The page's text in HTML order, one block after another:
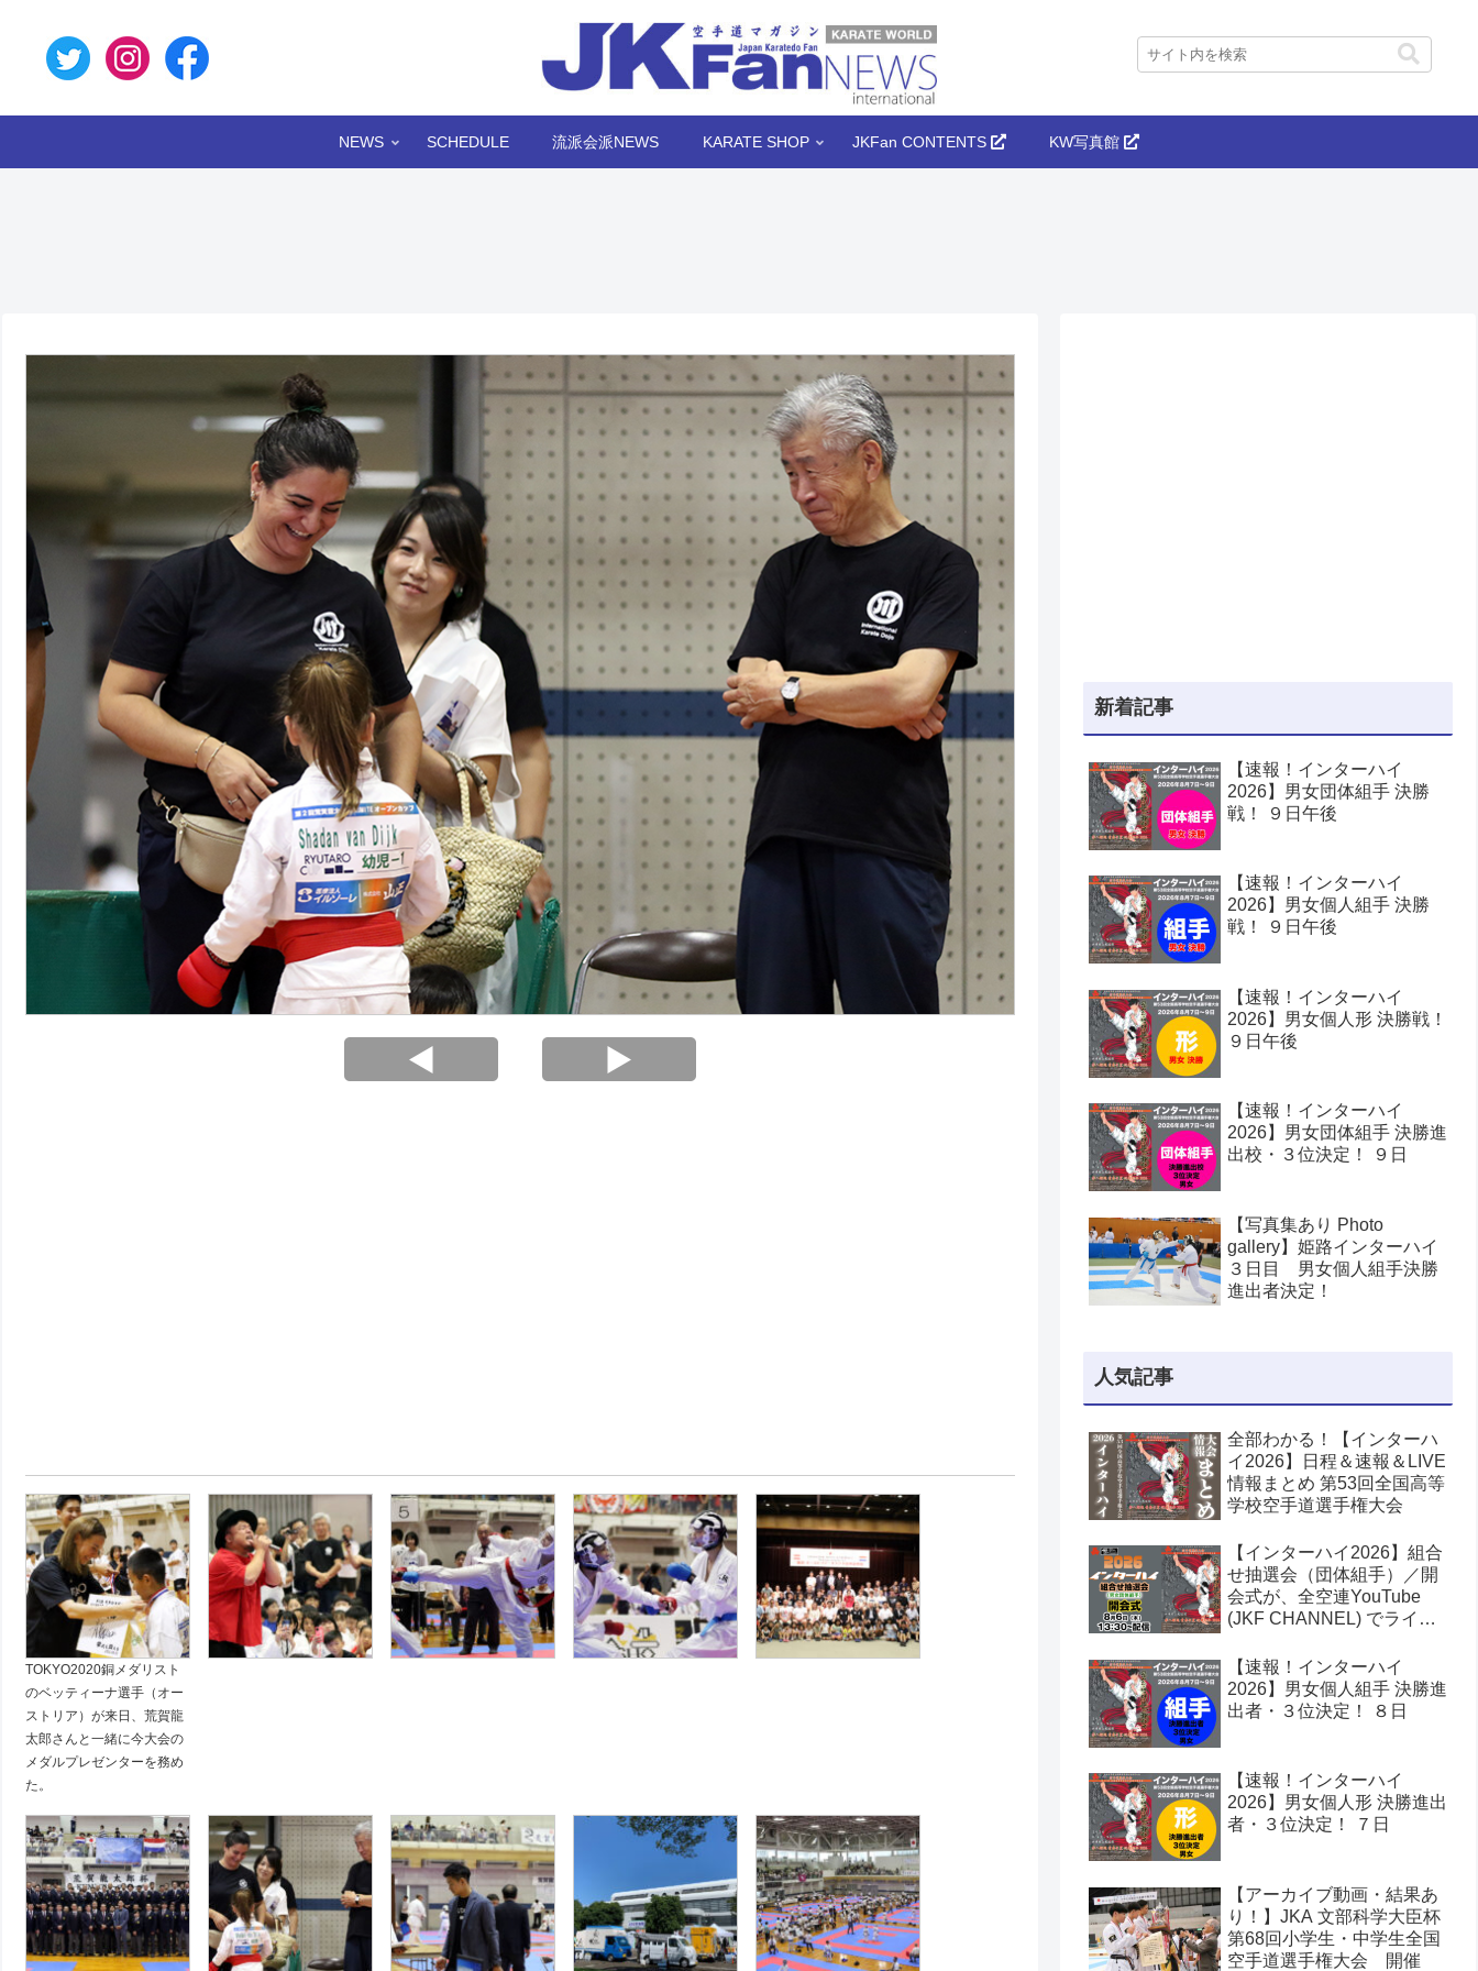
NEWS SCHEDULE 流派会派NEWS KARATE SHOP JKFan CONTENTS KW写真館
TOKYO2020銅メダリスト
のベッティーナ選手（オー
ストリア）が来日、荒賀龍
太郎さんと一緒に今大会の
メダルプレゼンターを務め
た。
新着記事
【速報！インターハイ
2026】男女団体組手 決勝
戦！ ９日午後
【速報！インターハイ
2026】男女個人組手 決勝
戦！ ９日午後
【速報！インターハイ
2026】男女個人形 決勝戦！
９日午後
【速報！インターハイ
2026】男女団体組手 決勝進
出校・３位決定！ ９日
【写真集あり Photo
gallery】姫路インターハイ
３日目 男女個人組手決勝
進出者決定！
人気記事
全部わかる！【インターハ
イ2026】日程＆速報＆LIVE
情報まとめ 第53回全国高等
学校空手道選手権大会
【インターハイ2026】組合
せ抽選会（団体組手）／開
会式が、全空連YouTube
(JKF CHANNEL) でライブ
高等学校空手道選手権大会
【速報！インターハイ
2026】男女個人組手 決勝進
出者・３位決定！ ８日
【速報！インターハイ
2026】男女個人形 決勝進出
者・３位決定！ ７日
【アーカイブ動画・結果あ
り！】JKA 文部科学大臣杯
第68回小学生・中学生全国
空手道選手権大会 開催